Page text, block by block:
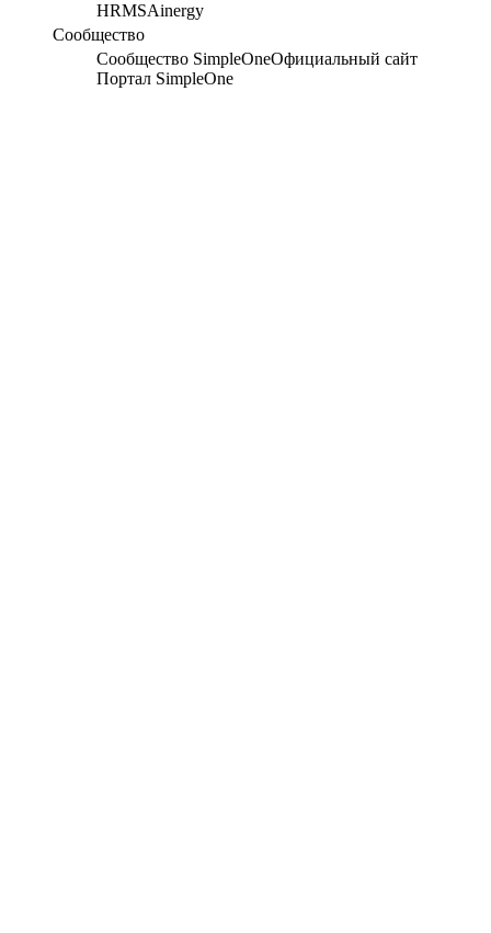
HRMSAinergy
Сообщество
Сообщество SimpleOneОфициальный сайт
Портал SimpleOne